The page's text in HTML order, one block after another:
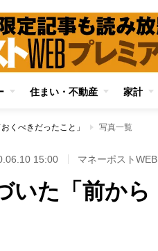
住まい・不動産 家計
くべきだったこと」 写真一覧
15:00 マネーポストWEB
いた「前から